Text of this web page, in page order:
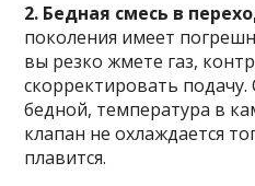
2. Бедная смесь в
поколения имеет
вы резко жмете газ,
скорректировать подачу.
бедной, температура в
клапан не охлаждается
плавится.